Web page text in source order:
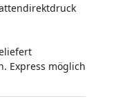
Express möglich